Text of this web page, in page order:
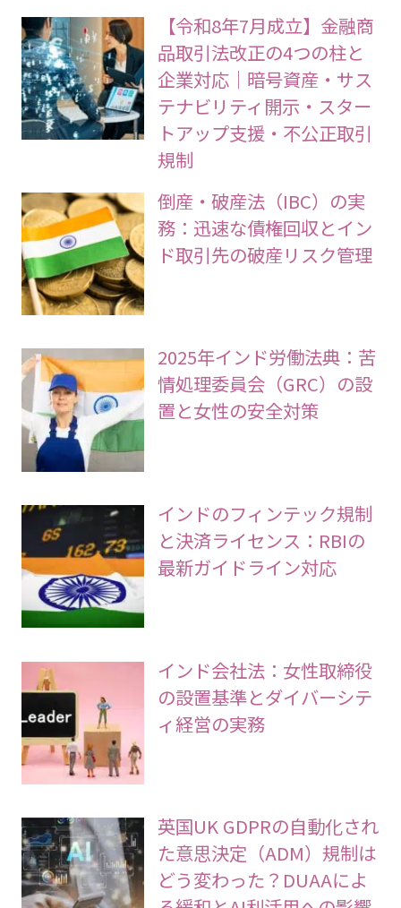
【令和8年7月成立】金融商
品取引法改正の4つの柱と
企業対応｜暗号資産・サス
テナビリティ開示・スター
トアップ支援・不公正取引
規制
倒産・破産法（IBC）の実
務：迅速な債権回収とイン
ド取引先の破産リスク管理
2025年インド労働法典：苦
情処理委員会（GRC）の設
置と女性の安全対策
インドのフィンテック規制
と決済ライセンス：RBIの
最新ガイドライン対応
インド会社法：女性取締役
の設置基準とダイバーシテ
ィ経営の実務
英国UK GDPRの自動化され
た意思決定（ADM）規制は
どう変わった？DUAAによ